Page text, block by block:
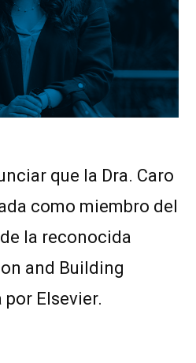
que la Dra. Caro
como miembro del
la reconocida
and Building
Elsevier.